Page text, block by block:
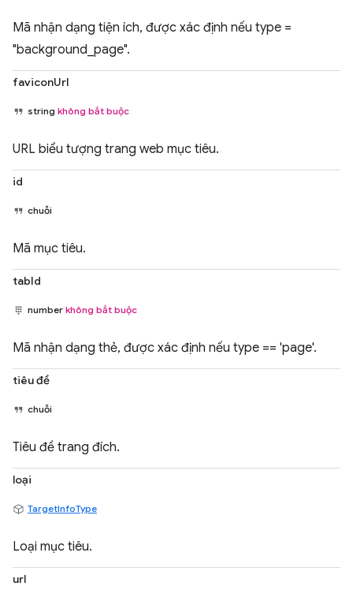
Mã nhận dạng tiện ích, được xác định nếu type =
"background_page".
faviconUrl
string không bắt buộc
URL biểu tượng trang web mục tiêu.
id
chuỗi
Mã mục tiêu.
tabId
number không bắt buộc
Mã nhận dạng thẻ, được xác định nếu type == 'page'.
tiêu đề
chuỗi
Tiêu đề trang đích.
loại
TargetInfoType
Loại mục tiêu.
url